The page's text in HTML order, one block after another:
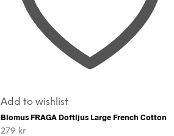
Add to wishlist
Blomus FRAGA Doftljus Large French Cotton
279 kr